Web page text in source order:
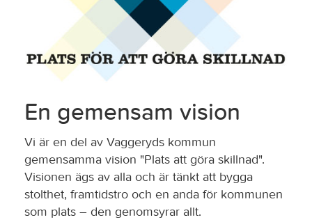
En gemensam vision
Vi är en del av Vaggeryds kommun
gemensamma vision "Plats att göra skillnad".
Visionen ägs av alla och är tänkt att bygga
stolthet, framtidstro och en anda för kommunen
som plats – den genomsyrar allt.